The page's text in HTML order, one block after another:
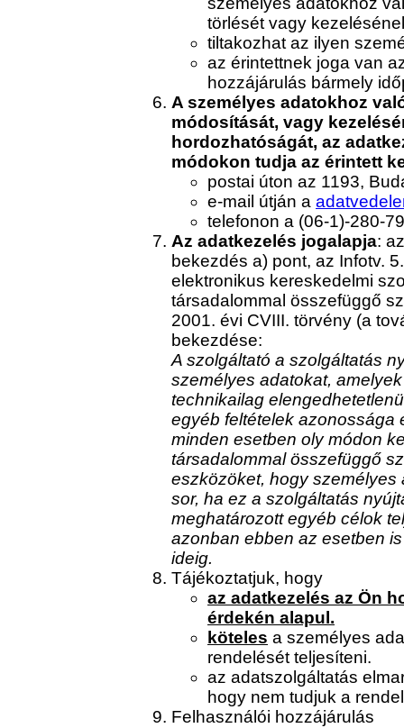
törlését vagy
tiltakozhat az ilyen
az érintettnek joga van
hozzájárulás bármely
A személyes adatokhoz
módosítását, vagy
hordozhatóságát, az
módokon tudja az érintett
postai úton az 1193,
e-mail útján a
telefonon a (06-1)-280-
Az adatkezelés jogalapja:
bekezdés a) pont, az Infotv.
elektronikus kereskedelmi
társadalommal összefüggő
2001. évi CVIII. törvény (a
bekezdése:
A szolgáltató a szolgáltatás
személyes adatokat,
technikailag
egyéb feltételek azonossága
minden esetben oly módon
társadalommal összefüggő
eszközöket, hogy
sor, ha ez a szolgáltatás
meghatározott egyéb célok
azonban ebben az esetben
ideig.
Tájékoztatjuk, hogy
az adatkezelés az Ön
érdekén alapul.
köteles a személyes
rendelését teljesíteni.
az adatszolgáltatás
hogy nem tudjuk a
Felhasználói hozzájárulás